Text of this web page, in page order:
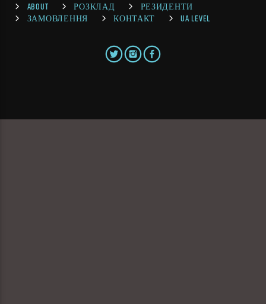
ABOUT РОЗКЛАД
РЕЗИДЕНТИ
ЗАМОВЛЕННЯ
КОНТАКТ UA LEVEL